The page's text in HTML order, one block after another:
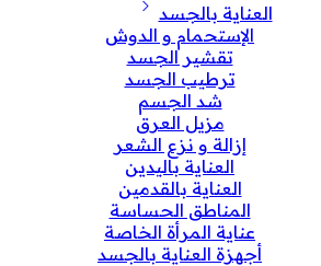
العناية بالجسد
الإستحمام و الدوش
تقشير الجسد
ترطيب الجسد
شد الجسم
مزيل العرق
إزالة و نزع الشعر
العناية باليدين
العناية بالقدمين
المناطق الحساسة
عناية المرأة الخاصة
أجهزة العناية بالجسد